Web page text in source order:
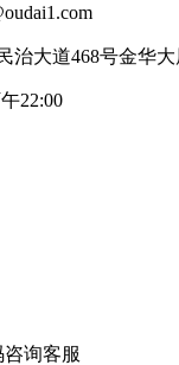
治大道468号金华大
22:00
咨询客服